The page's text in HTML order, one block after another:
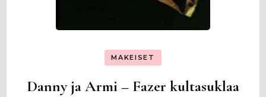
MAKEISET
Danny ja Armi – Fazer kultasuklaa